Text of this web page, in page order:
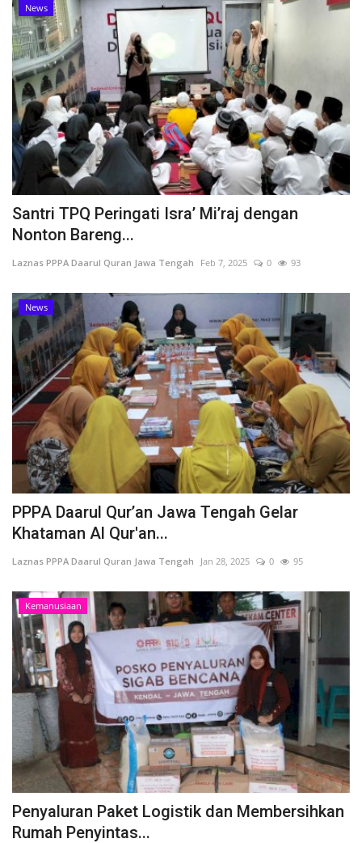
News
Santri TPQ Peringati Isra’ Mi’raj dengan
Nonton Bareng...
Laznas PPPA Daarul Quran Jawa Tengah Feb 7, 2025 0 93
News
PPPA Daarul Qur’an Jawa Tengah Gelar
Khataman Al Qur'an...
Laznas PPPA Daarul Quran Jawa Tengah Jan 28, 2025 0 95
Kemanusiaan
Penyaluran Paket Logistik dan Membersihkan
Rumah Penyintas...